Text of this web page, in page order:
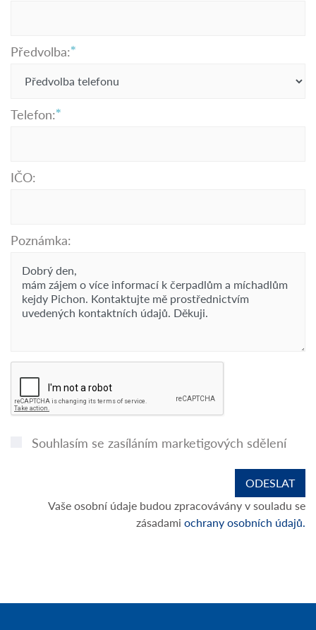
Předvolba:
Telefon:
IČO:
Poznámka:
Souhlasím se zasíláním marketigových sdělení
Vaše osobní údaje budou zpracovávány v souladu se
zásadami ochrany osobních údajů.